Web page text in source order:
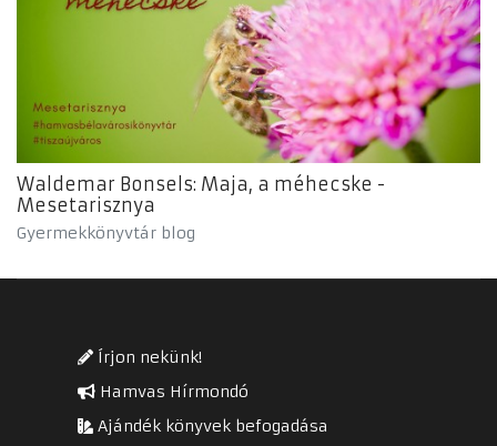
Waldemar Bonsels: Maja, a méhecske -
Mesetarisznya
Gyermekkönyvtár blog
Írjon nekünk!
Hamvas Hírmondó
Ajándék könyvek befogadása